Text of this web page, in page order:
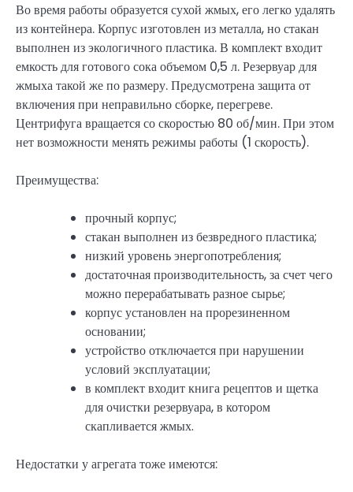
Во время работы образуется сухой жмых, его легко удалять
из контейнера. Корпус изготовлен из металла, но стакан
выполнен из экологичного пластика. В комплект входит
емкость для готового сока объемом 0,5 л. Резервуар для
жмыха такой же по размеру. Предусмотрена защита от
включения при неправильно сборке, перегреве.
Центрифуга вращается со скоростью 80 об/мин. При этом
нет возможности менять режимы работы (1 скорость).
Преимущества:
прочный корпус;
стакан выполнен из безвредного пластика;
низкий уровень энергопотребления;
достаточная производительность, за счет чего
можно перерабатывать разное сырье;
корпус установлен на прорезиненном
основании;
устройство отключается при нарушении
условий эксплуатации;
в комплект входит книга рецептов и щетка
для очистки резервуара, в котором
скапливается жмых.
Недостатки у агрегата тоже имеются: